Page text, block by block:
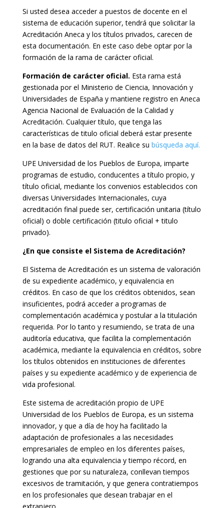
Si usted desea acceder a puestos de docente en el
sistema de educación superior, tendrá que solicitar la
Acreditación Aneca y los títulos privados, carecen de
esta documentación. En este caso debe optar por la
formación de la rama de carácter oficial.
Formación de carácter oficial. Esta rama está
gestionada por el Ministerio de Ciencia, Innovación y
Universidades de España y mantiene registro en Aneca
Agencia Nacional de Evaluación de la Calidad y
Acreditación. Cualquier título, que tenga las
características de titulo oficial deberá estar presente
en la base de datos del RUT. Realice su búsqueda aquí.
UPE Universidad de los Pueblos de Europa, imparte
programas de estudio, conducentes a título propio, y
título oficial, mediante los convenios establecidos con
diversas Universidades Internacionales, cuya
acreditación final puede ser, certificación unitaria (título
oficial) o doble certificación (titulo oficial + titulo
privado).
¿En que consiste el Sistema de Acreditación?
El Sistema de Acreditación es un sistema de valoración
de su expediente académico, y equivalencia en
créditos. En caso de que los créditos obtenidos, sean
insuficientes, podrá acceder a programas de
complementación académica y postular a la titulación
requerida. Por lo tanto y resumiendo, se trata de una
auditoría educativa, que facilita la complementación
académica, mediante la equivalencia en créditos, sobre
los títulos obtenidos en instituciones de diferentes
países y su expediente académico y de experiencia de
vida profesional.
Este sistema de acreditación propio de UPE
Universidad de los Pueblos de Europa, es un sistema
innovador, y que a día de hoy ha facilitado la
adaptación de profesionales a las necesidades
empresariales de empleo en los diferentes países,
logrando una alta equivalencia y tiempo récord, en
gestiones que por su naturaleza, conllevan tiempos
excesivos de tramitación, y que genera contratiempos
en los profesionales que desean trabajar en el